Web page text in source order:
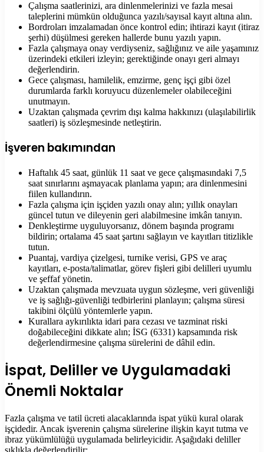
Çalışma saatlerinizi, ara dinlenmelerinizi ve fazla mesai
taleplerini mümkün olduğunca yazılı/sayısal kayıt altına alın.
Bordroları imzalamadan önce kontrol edin; ihtirazi kayıt (itiraz
şerhi) düşülmesi gereken hallerde bunu yazılı yapın.
Fazla çalışmaya onay verdiyseniz, sağlığınız ve aile yaşamınız
üzerindeki etkileri izleyin; gerektiğinde onayı geri almayı
değerlendirin.
Gece çalışması, hamilelik, emzirme, genç işçi gibi özel
durumlarda farklı koruyucu düzenlemeler olabileceğini
unutmayın.
Uzaktan çalışmada çevrim dışı kalma hakkınızı (ulaşılabilirlik
saatleri) iş sözleşmesinde netleştirin.
İşveren bakımından
Haftalık 45 saat, günlük 11 saat ve gece çalışmasındaki 7,5
saat sınırlarını aşmayacak planlama yapın; ara dinlenmesini
fiilen kullandırın.
Fazla çalışma için işçiden yazılı onay alın; yıllık onayları
güncel tutun ve dileyenin geri alabilmesine imkân tanıyın.
Denkleştirme uyguluyorsanız, dönem başında programı
bildirin; ortalama 45 saat şartını sağlayın ve kayıtları titizlikle
tutun.
Puantaj, vardiya çizelgesi, turnike verisi, GPS ve araç
kayıtları, e-posta/talimatlar, görev fişleri gibi delilleri uyumlu
ve şeffaf yönetin.
Uzaktan çalışmada mevzuata uygun sözleşme, veri güvenliği
ve iş sağlığı-güvenliği tedbirlerini planlayın; çalışma süresi
takibini ölçülü yöntemlerle yapın.
Kurallara aykırılıkta idari para cezası ve tazminat riski
doğabileceğini dikkate alın; İSG (6331) kapsamında risk
değerlendirmesine çalışma sürelerini de dâhil edin.
İspat, Deliller ve Uygulamadaki
Önemli Noktalar
Fazla çalışma ve tatil ücreti alacaklarında ispat yükü kural olarak
işçidedir. Ancak işverenin çalışma sürelerine ilişkin kayıt tutma ve
ibraz yükümlülüğü uygulamada belirleyicidir. Aşağıdaki deliller
sıklıkla değerlendirilir: